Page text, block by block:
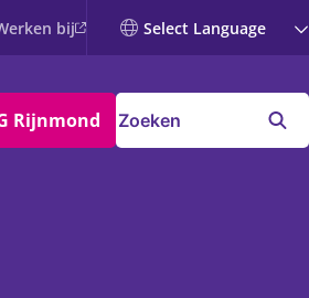
bij
Rijnmond